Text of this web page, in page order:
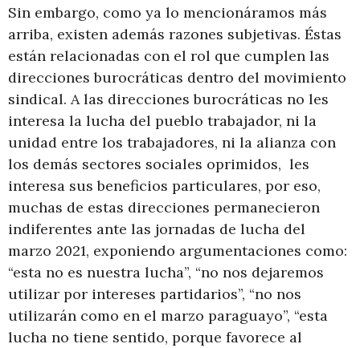
Sin embargo, como ya lo mencionáramos más
arriba, existen además razones subjetivas. Éstas
están relacionadas con el rol que cumplen las
direcciones burocráticas dentro del movimiento
sindical. A las direcciones burocráticas no les
interesa la lucha del pueblo trabajador, ni la
unidad entre los trabajadores, ni la alianza con
los demás sectores sociales oprimidos, les
interesa sus beneficios particulares, por eso,
muchas de estas direcciones permanecieron
indiferentes ante las jornadas de lucha del
marzo 2021, exponiendo argumentaciones como:
“esta no es nuestra lucha”, “no nos dejaremos
utilizar por intereses partidarios”, “no nos
utilizarán como en el marzo paraguayo”, “esta
lucha no tiene sentido, porque favorece al